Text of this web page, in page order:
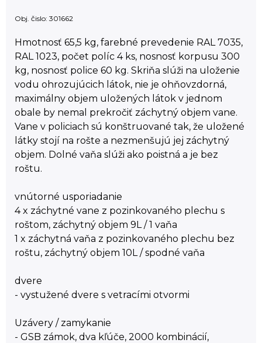
Obj. čislo: 301662
Hmotnosť 65,5 kg, farebné prevedenie RAL 7035,
RAL 1023, počet políc 4 ks, nosnosť korpusu 300
kg, nosnosť police 60 kg. Skriňa slúži na uloženie
vodu ohrozujúcich látok, nie je ohňovzdorná,
maximálny objem uložených látok v jednom
obale by nemal prekročiť záchytný objem vane.
Vane v policiach sú konštruované tak, že uložené
látky stojí na rošte a nezmenšujú jej záchytný
objem. Dolné vaňa slúži ako poistná a je bez
roštu.
vnútorné usporiadanie
4 x záchytné vane z pozinkovaného plechu s
roštom, záchytný objem 9L / 1 vaňa
1 x záchytná vaňa z pozinkovaného plechu bez
roštu, záchytný objem 10L / spodné vaňa
dvere
- vystužené dvere s vetracími otvormi
Uzávery / zamykanie
- GSB zámok, dva kľúče, 2000 kombinácií,